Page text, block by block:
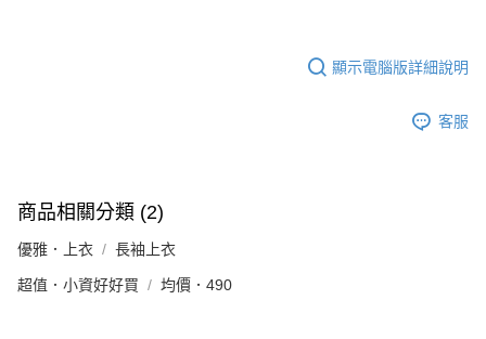
顯示電腦版詳細說明
客服
商品相關分類 (2)
優雅．上衣 長袖上衣
超值．小資好好買 均價．490